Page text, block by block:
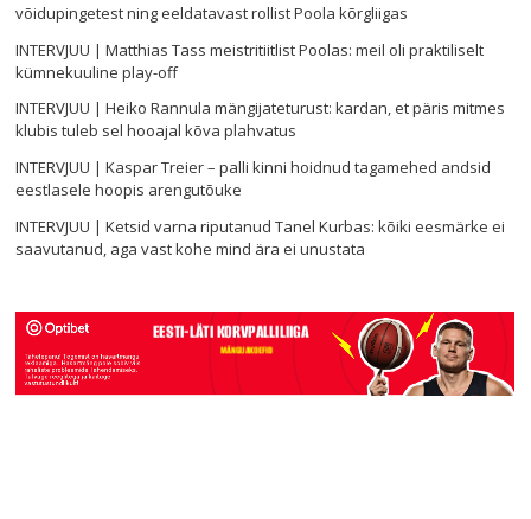
võidupingetest ning eeldatavast rollist Poola kõrgliigas
INTERVJUU | Matthias Tass meistritiitlist Poolas: meil oli praktiliselt
kümnekuuline play-off
INTERVJUU | Heiko Rannula mängijateturust: kardan, et päris mitmes
klubis tuleb sel hooajal kõva plahvatus
INTERVJUU | Kaspar Treier – palli kinni hoidnud tagamehed andsid
eestlasele hoopis arengutõuke
INTERVJUU | Ketsid varna riputanud Tanel Kurbas: kõiki eesmärke ei
saavutanud, aga vast kohe mind ära ei unustata